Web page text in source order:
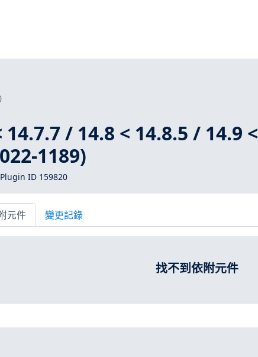
/ 14.8 < 14.8.5 / 14.9 <
1189)
ID 159820
元件 變更記錄
找不到依附元件